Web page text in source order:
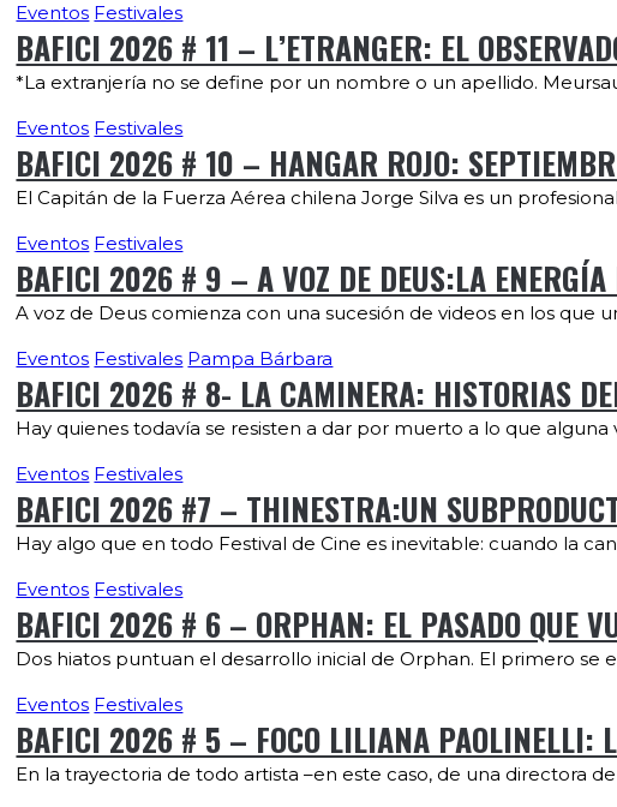
Eventos Festivales
BAFICI 2026 # 11 – L’ETRANGER: EL
*La extranjería no se define por un nombre o un apellido.
Eventos Festivales
BAFICI 2026 # 10 – HANGAR ROJO:
El Capitán de la Fuerza Aérea chilena Jorge Silva es un
Eventos Festivales
BAFICI 2026 # 9 – A VOZ DE DEUS:LA ENERGÍA
A voz de Deus comienza con una sucesión de videos en los que
Eventos Festivales Pampa Bárbara
BAFICI 2026 # 8- LA CAMINERA: HISTORIAS
Hay quienes todavía se resisten a dar por muerto a lo que
Eventos Festivales
BAFICI 2026 #7 – THINESTRA:UN
Hay algo que en todo Festival de Cine es inevitable: cuando la
Eventos Festivales
BAFICI 2026 # 6 – ORPHAN: EL PASADO QUE
Dos hiatos puntuan el desarrollo inicial de Orphan. El primero
Eventos Festivales
BAFICI 2026 # 5 – FOCO LILIANA PAOLINELLI:
En la trayectoria de todo artista –en este caso, de una directora